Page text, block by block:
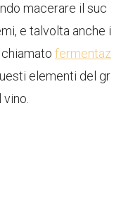
macerare il suc
e talvolta anche i
fermentaz
elementi del gr